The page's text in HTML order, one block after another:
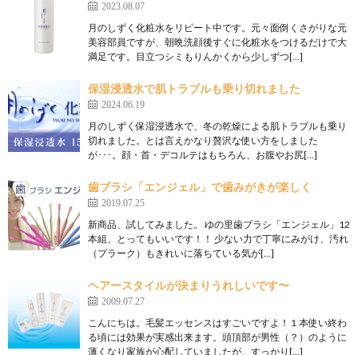
2023.08.07
月のしずく化粧水をリピート中です。元々面倒くさがりな元
美容部員ですが、朝晩洗顔後すぐに化粧水をつけるだけで大
満足です。目立つシミもりんかくから少しずつ[…]
保湿浸透水で肌トラブルも乗り切れました
2024.06.19
月のしずく保湿浸透水で、冬の乾燥による肌トラブルも乗り
切れました。とは言えかなり贅沢な使い方をしました
が･･･。顔・首・デコルテはもちろん、お腹やお尻[…]
歯ブラシ「エンジェル」で歯みがきが楽しく
2019.07.25
新商品、試してみました。 ゆの里歯ブラシ「エンジェル」12
本組、とってもいいです！！ 少ない力で丁寧にみがけ、汚れ
（プラーク）もきれいに落ちている気が[…]
ヘアースタイルが決まりうれしいです〜
2009.07.27
こんにちは。毛髪エッセンスはすごいですよ！１本使い終わ
る頃には効果が実感出来ます。頭頂部が男性（？）のように
薄くなり家族が心配していましたが、すっかり[…]